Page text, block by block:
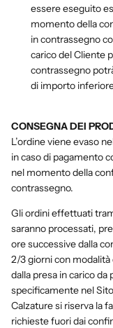
essere eseguito
momento della
in contrassegno
carico del Cliente
contrassegno
di importo
CONSEGNA DEI
L’ordine viene evaso
in caso di pagamento
nel momento della
contrassegno.
Gli ordini effettuati
saranno processati,
oresuccessive dalla
2/3 giorni con
dalla presa in carico da
specificamente nel
Calzature si riserva la
richieste fuori dai